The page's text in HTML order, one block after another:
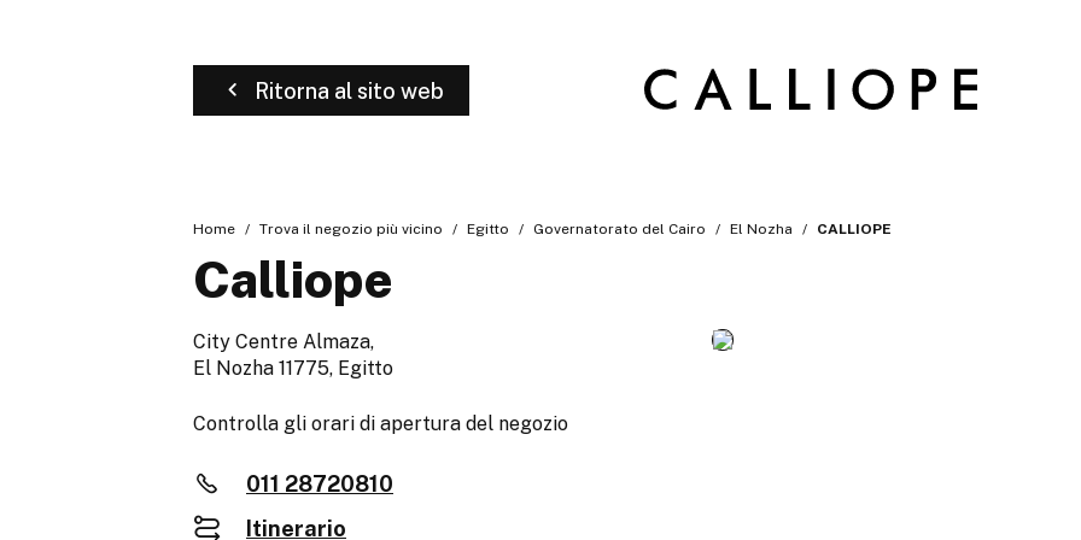
Ritorna al sito web
Home Trova il negozio più vicino Egitto Governatorato del Cairo El Nozha CALLIOPE
Calliope
City Centre Almaza,
El Nozha 11775, Egitto
Controlla gli orari di apertura del negozio
011 28720810
Itinerario